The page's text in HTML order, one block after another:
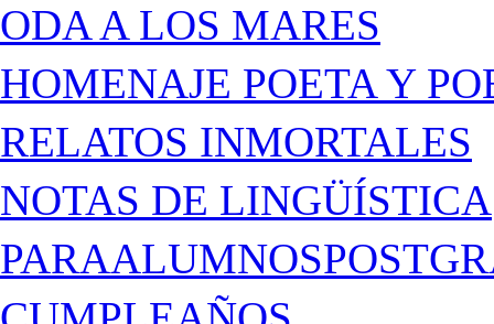
ODA A LOS MARES
HOMENAJE POETA Y
RELATOS INMORTALES
NOTAS DE LINGÜÍSTICA